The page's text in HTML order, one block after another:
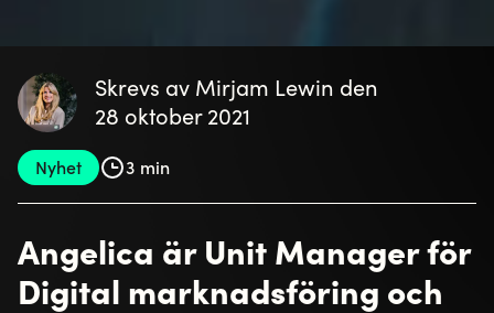
Skrevs av Mirjam Lewin den
28 oktober 2021
Nyhet 3 min
Angelica är Unit Manager för
Digital marknadsföring och